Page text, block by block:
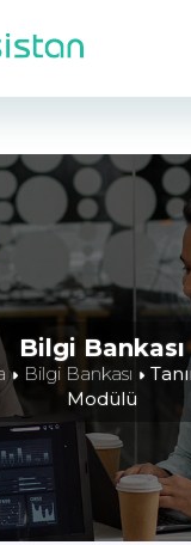
Bilgi Bankası
Bilgi Bankası
Modülü
Modülü
- (150 defa
Modülü (1)